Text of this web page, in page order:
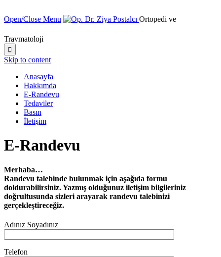
Open/Close Menu Ortopedi ve
Travmatoloji

Skip to content
Anasayfa
Hakkımda
E-Randevu
Tedaviler
Basın
İletişim
E-Randevu
Merhaba…
Randevu talebinde bulunmak için aşağıda formu
doldurabilirsiniz. Yazmış olduğunuz iletişim bilgileriniz
doğrultusunda sizleri arayarak randevu talebinizi
gerçekleştireceğiz.
Adınız Soyadınız
Telefon